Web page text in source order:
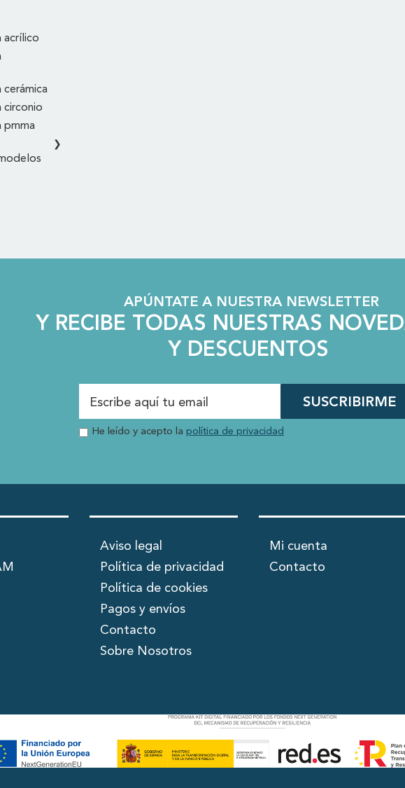
acrílico
cerámica
circonio
pmma
APÚNTATE A NUESTRA NEWSLETTER
Y RECIBE TODAS NUESTRAS
Y DESCUENTOS
SUSCRIBIRME
He leído y acepto la política de privacidad
Aviso legal
Política de privacidad
Política de cookies
Pagos y envíos
Contacto
Sobre Nosotros
Mi cuenta
Contacto